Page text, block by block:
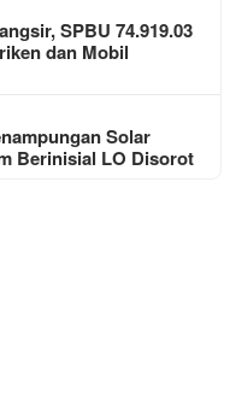
SPBU 74.919.03
dan Mobil
Solar
Berinisial LO Disorot